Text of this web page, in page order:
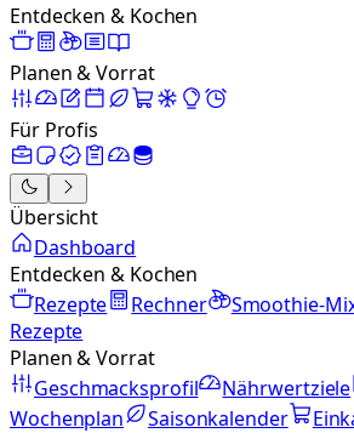
Entdecken & Kochen
Planen & Vorrat
Für Profis
Übersicht
Dashboard
Entdecken & Kochen
Rezepte
Rechner Smoothie-
Rezepte
Planen & Vorrat
Geschmacksprofil
Nährwertziele
Wochenplan
Saisonkalender